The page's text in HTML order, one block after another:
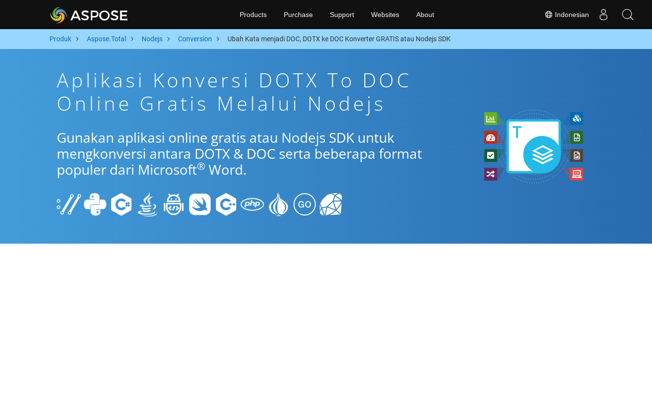
Indonesian
Products Purchase Support Websites About
Produk Aspose.Total Nodejs Conversion Ubah Kata menjadi DOC, DOTX ke DOC Konverter GRATIS atau Nodejs SDK
Aplikasi Konversi DOTX To DOC
Online Gratis Melalui Nodejs
Gunakan aplikasi online gratis atau Nodejs SDK untuk
mengkonversi antara DOTX & DOC serta beberapa format
populer dari Microsoft® Word.